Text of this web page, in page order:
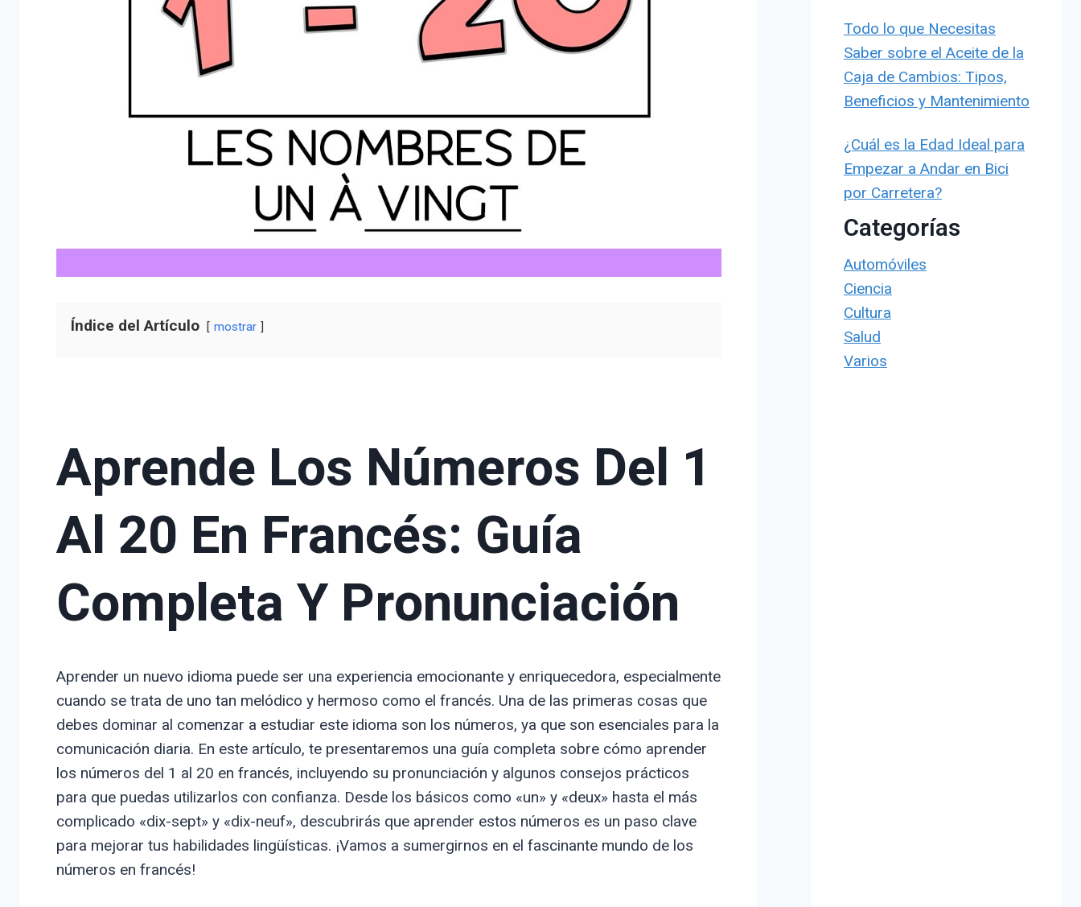
Índice del Artículo mostrar
Aprende Los Números Del 1
Al 20 En Francés: Guía
Completa Y Pronunciación
Aprender un nuevo idioma puede ser una experiencia emocionante y enriquecedora, especialmente
cuando se trata de uno tan melódico y hermoso como el francés. Una de las primeras cosas que
debes dominar al comenzar a estudiar este idioma son los números, ya que son esenciales para la
comunicación diaria. En este artículo, te presentaremos una guía completa sobre cómo aprender
los números del 1 al 20 en francés, incluyendo su pronunciación y algunos consejos prácticos
para que puedas utilizarlos con confianza. Desde los básicos como «un» y «deux» hasta el más
complicado «dix-sept» y «dix-neuf», descubrirás que aprender estos números es un paso clave
para mejorar tus habilidades lingüísticas. ¡Vamos a sumergirnos en el fascinante mundo de los
números en francés!
Todo lo que Necesitas
Saber sobre el Aceite de la
Caja de Cambios: Tipos,
Beneficios y Mantenimiento
¿Cuál es la Edad Ideal para
Empezar a Andar en Bici
por Carretera?
Categorías
Automóviles
Ciencia
Cultura
Salud
Varios